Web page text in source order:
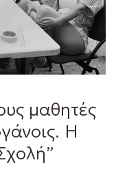
μαθητές
Η